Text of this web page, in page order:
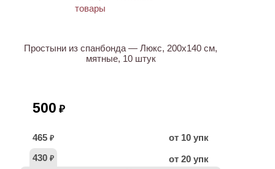
Простыни из спанбонда — Люкс, 200х140 см,
мятные, 10 штук
500 ₽
465 ₽
от 10 упк
430 ₽ от 20 упк